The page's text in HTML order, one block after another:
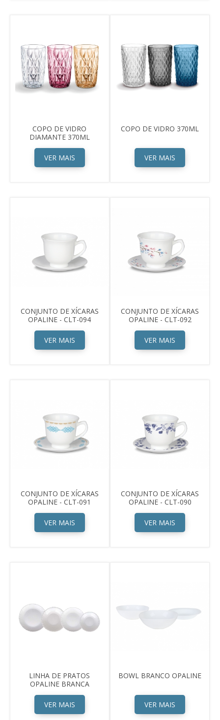
COPO DE VIDRO
DIAMANTE 370ML
VER MAIS
COPO DE VIDRO 370ML
VER MAIS
CONJUNTO DE XÍCARAS
OPALINE - CLT-094
VER MAIS
CONJUNTO DE XÍCARAS
OPALINE - CLT-092
VER MAIS
CONJUNTO DE XÍCARAS
OPALINE - CLT-091
VER MAIS
CONJUNTO DE XÍCARAS
OPALINE - CLT-090
VER MAIS
LINHA DE PRATOS
OPALINE BRANCA
VER MAIS
BOWL BRANCO OPALINE
VER MAIS